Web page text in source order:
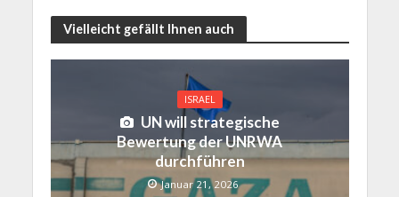
Vielleicht gefällt Ihnen auch
ISRAEL
UN will strategische
Bewertung der UNRWA
durchführen
Januar 21, 2026